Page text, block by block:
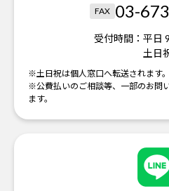
FAX 03-
受付時間： 平日
土日
※土日祝は個人窓口へ転送されます。
※公費払いのご相談等、一部のお問
ます。